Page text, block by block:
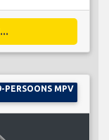
PERSOONS MPV